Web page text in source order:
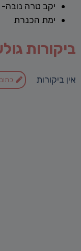
יקב טרה
ימת הכנרת
ביקורות
אין ביקורות